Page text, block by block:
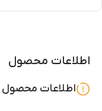
اطلاعات محصول
اطلاعات محصول